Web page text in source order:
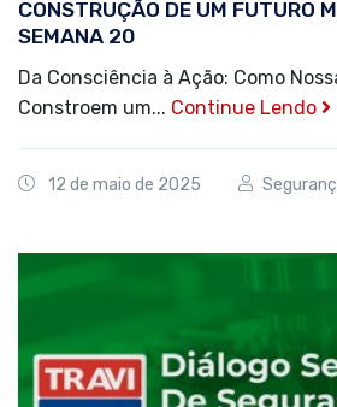
CONSTRUÇÃO DE UM FUTURO
SEMANA 20
Da Consciência à Ação: Como
Constroem um... Continue Lendo
12 de maio de 2025